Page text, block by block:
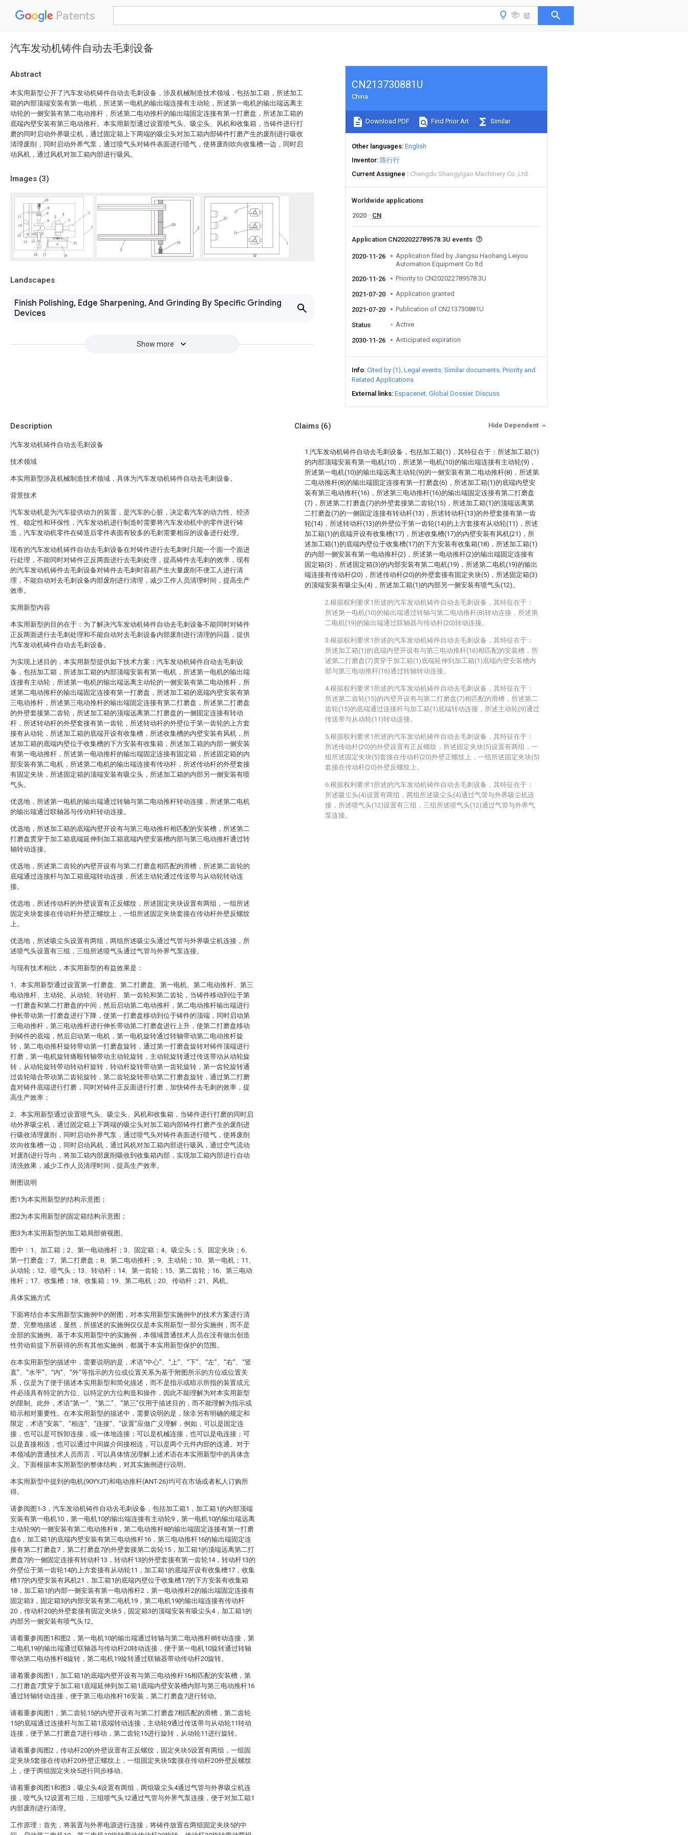
Patents
汽车发动机铸件自动去毛刺设备
Abstract
本实用新型公开了汽车发动机铸件自动去毛刺设备，涉及机械制造技术领域，包括加工箱，所述加工
箱的内部顶端安装有第一电机，所述第一电机的输出端连接有主动轮，所述第一电机的输出端远离主
动轮的一侧安装有第二电动推杆，所述第二电动推杆的输出端固定连接有第一打磨盘，所述加工箱的
底端内壁安装有第三电动推杆。本实用新型通过设置喷气头、吸尘头、风机和收集箱，当铸件进行打
磨的同时启动外界吸尘机，通过固定箱上下两端的吸尘头对加工箱内部铸件打磨产生的废削进行吸收
清理废削，同时启动外界气泵，通过喷气头对铸件表面进行喷气，使将废削吹向收集槽一边，同时启
动风机，通过风机对加工箱内部进行吸风。
Images (3)
Landscapes
Finish Polishing, Edge Sharpening, And Grinding By Specific Grinding
Devices
Show more
CN213730881U
China
Download PDF Find Prior Art Similar
Other languages English
Inventor 陈行行
Current Assignee
Chengdu Shangyigao Machinery Co.,Ltd.
Worldwide applications
2020
CN
Application CN202022789578.3U events
2020-11-26
Application filed by Jiangsu Haohang Leiyou
Automation Equipment Co ltd
2020-11-26
Priority to CN202022789578.3U
2021-07-20 Application granted
2021-07-20 Publication of CN213730881U
Status Active
2030-11-26 Anticipated expiration
Info Cited by (1) Legal events Similar documents Priority and
Related Applications
External links Espacenet Global Dossier Discuss
Description
汽车发动机铸件自动去毛刺设备
技术领域
本实用新型涉及机械制造技术领域，具体为汽车发动机铸件自动去毛刺设备。
背景技术
汽车发动机是为汽车提供动力的装置，是汽车的心脏，决定着汽车的动力性、经济
性、稳定性和环保性，汽车发动机进行制造时需要将汽车发动机中的零件进行铸
造，汽车发动机零件在铸造后零件表面有较多的毛刺需要相应的设备进行处理。
现有的汽车发动机铸件自动去毛刺设备在对铸件进行去毛刺时只能一个面一个面进
行处理，不能同时对铸件正反两面进行去毛刺处理，提高铸件去毛刺的效率，现有
的汽车发动机铸件去毛刺设备对铸件去毛刺时容易产生大量废削不便工人进行清
理，不能自动对去毛刺设备内部废削进行清理，减少工作人员清理时间，提高生产
效率。
实用新型内容
本实用新型的目的在于：为了解决汽车发动机铸件自动去毛刺设备不能同时对铸件
正反两面进行去毛刺处理和不能自动对去毛刺设备内部废削进行清理的问题，提供
汽车发动机铸件自动去毛刺设备。
为实现上述目的，本实用新型提供如下技术方案：汽车发动机铸件自动去毛刺设
备，包括加工箱，所述加工箱的内部顶端安装有第一电机，所述第一电机的输出端
连接有主动轮，所述第一电机的输出端远离主动轮的一侧安装有第二电动推杆，所
述第二电动推杆的输出端固定连接有第一打磨盘，所述加工箱的底端内壁安装有第
三电动推杆，所述第三电动推杆的输出端固定连接有第二打磨盘，所述第二打磨盘
的外壁套接第二齿轮，所述加工箱的顶端远离第二打磨盘的一侧固定连接有转动
杆，所述转动杆的外壁套接有第一齿轮，所述转动杆的外壁位于第一齿轮的上方套
接有从动轮，所述加工箱的底端开设有收集槽，所述收集槽的内壁安装有风机，所
述加工箱的底端内壁位于收集槽的下方安装有收集箱，所述加工箱的内部一侧安装
有第一电动推杆，所述第一电动推杆的输出端固定连接有固定箱，所述固定箱的内
部安装有第二电机，所述第二电机的输出端连接有传动杆，所述传动杆的外壁套接
有固定夹块，所述固定箱的顶端安装有吸尘头，所述加工箱的内部另一侧安装有喷
气头。
优选地，所述第一电机的输出端通过转轴与第二电动推杆转动连接，所述第二电机
的输出端通过联轴器与传动杆转动连接。
优选地，所述加工箱的底端内壁开设有与第三电动推杆相匹配的安装槽，所述第二
打磨盘贯穿于加工箱底端延伸到加工箱底端内壁安装槽内部与第三电动推杆通过转
轴转动连接。
优选地，所述第二齿轮的内壁开设有与第二打磨盘相匹配的滑槽，所述第二齿轮的
底端通过连接杆与加工箱底端转动连接，所述主动轮通过传送带与从动轮转动连
接。
优选地，所述传动杆的外壁设置有正反螺纹，所述固定夹块设置有两组，一组所述
固定夹块套接在传动杆外壁正螺纹上，一组所述固定夹块套接在传动杆外壁反螺纹
上。
优选地，所述吸尘头设置有两组，两组所述吸尘头通过气管与外界吸尘机连接，所
述喷气头设置有三组，三组所述喷气头通过气管与外界气泵连接。
与现有技术相比，本实用新型的有益效果是：
1、本实用新型通过设置第一打磨盘、第二打磨盘、第一电机、第二电动推杆、第三
电动推杆、主动轮、从动轮、转动杆、第一齿轮和第二齿轮，当铸件移动到位于第
一打磨盘和第二打磨盘的中间，然后启动第二电动推杆，第二电动推杆输出端进行
伸长带动第一打磨盘进行下降，使第一打磨盘移动到位于铸件的顶端，同时启动第
三电动推杆，第三电动推杆进行伸长带动第二打磨盘进行上升，使第二打磨盘移动
到铸件的底端，然后启动第一电机，第一电机旋转通过转轴带动第二电动推杆旋
转，第二电动推杆旋转带动第一打磨盘旋转，通过第一打磨盘旋转对铸件顶端进行
打磨，第一电机旋转痛殴转轴带动主动轮旋转，主动轮旋转通过传送带动从动轮旋
转，从动轮旋转带动转动杆旋转，转动杆旋转带动第一齿轮旋转，第一齿轮旋转通
过齿轮啮合带动第二齿轮旋转，第二齿轮旋转带动第二打磨盘旋转，通过第二打磨
盘对铸件底端进行打磨，同时对铸件正反面进行打磨，加快铸件去毛刺的效率，提
高生产效率；
2、本实用新型通过设置喷气头、吸尘头、风机和收集箱，当铸件进行打磨的同时启
动外界吸尘机，通过固定箱上下两端的吸尘头对加工箱内部铸件打磨产生的废削进
行吸收清理废削，同时启动外界气泵，通过喷气头对铸件表面进行喷气，使将废削
吹向收集槽一边，同时启动风机，通过风机对加工箱内部进行吸风，通过空气流动
对废削进行导向，将加工箱内部废削吸收到收集箱内部，实现加工箱内部进行自动
清洗效果，减少工作人员清理时间，提高生产效率。
附图说明
图1为本实用新型的结构示意图；
图2为本实用新型的固定箱结构示意图；
图3为本实用新型的加工箱局部俯视图。
图中：1、加工箱；2、第一电动推杆；3、固定箱；4、吸尘头；5、固定夹块；6、
第一打磨盘；7、第二打磨盘；8、第二电动推杆；9、主动轮；10、第一电机；11、
从动轮；12、喷气头；13、转动杆；14、第一齿轮；15、第二齿轮；16、第三电动
推杆；17、收集槽；18、收集箱；19、第二电机；20、传动杆；21、风机。
具体实施方式
下面将结合本实用新型实施例中的附图，对本实用新型实施例中的技术方案进行清
楚、完整地描述，显然，所描述的实施例仅仅是本实用新型一部分实施例，而不是
全部的实施例。基于本实用新型中的实施例，本领域普通技术人员在没有做出创造
性劳动前提下所获得的所有其他实施例，都属于本实用新型保护的范围。
在本实用新型的描述中，需要说明的是，术语“中心”、“上”、“下”、“左”、“右”、“竖
直”、“水平”、“内”、“外”等指示的方位或位置关系为基于附图所示的方位或位置关
系，仅是为了便于描述本实用新型和简化描述，而不是指示或暗示所指的装置或元
件必须具有特定的方位、以特定的方位构造和操作，因此不能理解为对本实用新型
的限制。此外，术语“第一”、“第二”、“第三”仅用于描述目的，而不能理解为指示或
暗示相对重要性。在本实用新型的描述中，需要说明的是，除非另有明确的规定和
限定，术语“安装”、“相连”、“连接”、“设置”应做广义理解，例如，可以是固定连
接，也可以是可拆卸连接，或一体地连接；可以是机械连接，也可以是电连接；可
以是直接相连，也可以通过中间媒介间接相连，可以是两个元件内部的连通。对于
本领域的普通技术人员而言，可以具体情况理解上述术语在本实用新型中的具体含
义。下面根据本实用新型的整体结构，对其实施例进行说明。
本实用新型中提到的电机(90YYJT)和电动推杆(ANT-26)均可在市场或者私人订购所
得。
请参阅图1-3，汽车发动机铸件自动去毛刺设备，包括加工箱1，加工箱1的内部顶端
安装有第一电机10，第一电机10的输出端连接有主动轮9，第一电机10的输出端远离
主动轮9的一侧安装有第二电动推杆8，第二电动推杆8的输出端固定连接有第一打磨
盘6，加工箱1的底端内壁安装有第三电动推杆16，第三电动推杆16的输出端固定连
接有第二打磨盘7，第二打磨盘7的外壁套接第二齿轮15，加工箱1的顶端远离第二打
磨盘7的一侧固定连接有转动杆13，转动杆13的外壁套接有第一齿轮14，转动杆13的
外壁位于第一齿轮14的上方套接有从动轮11，加工箱1的底端开设有收集槽17，收集
槽17的内壁安装有风机21，加工箱1的底端内壁位于收集槽17的下方安装有收集箱
18，加工箱1的内部一侧安装有第一电动推杆2，第一电动推杆2的输出端固定连接有
固定箱3，固定箱3的内部安装有第二电机19，第二电机19的输出端连接有传动杆
20，传动杆20的外壁套接有固定夹块5，固定箱3的顶端安装有吸尘头4，加工箱1的
内部另一侧安装有喷气头12。
请着重参阅图1和图2，第一电机10的输出端通过转轴与第二电动推杆8转动连接，第
二电机19的输出端通过联轴器与传动杆20转动连接，便于第一电机10旋转通过转轴
带动第二电动推杆8旋转，第二电机19旋转通过联轴器带动传动杆20旋转。
请着重参阅图1，加工箱1的底端内壁开设有与第三电动推杆16相匹配的安装槽，第
二打磨盘7贯穿于加工箱1底端延伸到加工箱1底端内壁安装槽内部与第三电动推杆16
通过转轴转动连接，便于第三电动推杆16安装，第二打磨盘7进行转动。
请着重参阅图1，第二齿轮15的内壁开设有与第二打磨盘7相匹配的滑槽，第二齿轮
15的底端通过连接杆与加工箱1底端转动连接，主动轮9通过传送带与从动轮11转动
连接，便于第二打磨盘7进行移动，第二齿轮15进行旋转，从动轮11进行旋转。
请着重参阅图2，传动杆20的外壁设置有正反螺纹，固定夹块5设置有两组，一组固
定夹块5套接在传动杆20外壁正螺纹上，一组固定夹块5套接在传动杆20外壁反螺纹
上，便于两组固定夹块5进行同步移动。
请着重参阅图1和图3，吸尘头4设置有两组，两组吸尘头4通过气管与外界吸尘机连
接，喷气头12设置有三组，三组喷气头12通过气管与外界气泵连接，便于对加工箱1
内部废削进行清理。
工作原理：首先，将装置与外界电源进行连接，将铸件放置在两组固定夹块5的中
Claims (6) Hide Dependent
1.汽车发动机铸件自动去毛刺设备，包括加工箱(1)，其特征在于：所述加工箱(1)
的内部顶端安装有第一电机(10)，所述第一电机(10)的输出端连接有主动轮(9)，
所述第一电机(10)的输出端远离主动轮(9)的一侧安装有第二电动推杆(8)，所述第
二电动推杆(8)的输出端固定连接有第一打磨盘(6)，所述加工箱(1)的底端内壁安
装有第三电动推杆(16)，所述第三电动推杆(16)的输出端固定连接有第二打磨盘
(7)，所述第二打磨盘(7)的外壁套接第二齿轮(15)，所述加工箱(1)的顶端远离第
二打磨盘(7)的一侧固定连接有转动杆(13)，所述转动杆(13)的外壁套接有第一齿
轮(14)，所述转动杆(13)的外壁位于第一齿轮(14)的上方套接有从动轮(11)，所述
加工箱(1)的底端开设有收集槽(17)，所述收集槽(17)的内壁安装有风机(21)，所
述加工箱(1)的底端内壁位于收集槽(17)的下方安装有收集箱(18)，所述加工箱(1)
的内部一侧安装有第一电动推杆(2)，所述第一电动推杆(2)的输出端固定连接有
固定箱(3)，所述固定箱(3)的内部安装有第二电机(19)，所述第二电机(19)的输出
端连接有传动杆(20)，所述传动杆(20)的外壁套接有固定夹块(5)，所述固定箱(3)
的顶端安装有吸尘头(4)，所述加工箱(1)的内部另一侧安装有喷气头(12)。
2.根据权利要求1所述的汽车发动机铸件自动去毛刺设备，其特征在于：
所述第一电机(10)的输出端通过转轴与第二电动推杆(8)转动连接，所述第
二电机(19)的输出端通过联轴器与传动杆(20)转动连接。
3.根据权利要求1所述的汽车发动机铸件自动去毛刺设备，其特征在于：
所述加工箱(1)的底端内壁开设有与第三电动推杆(16)相匹配的安装槽，所
述第二打磨盘(7)贯穿于加工箱(1)底端延伸到加工箱(1)底端内壁安装槽内
部与第三电动推杆(16)通过转轴转动连接。
4.根据权利要求1所述的汽车发动机铸件自动去毛刺设备，其特征在于：
所述第二齿轮(15)的内壁开设有与第二打磨盘(7)相匹配的滑槽，所述第二
齿轮(15)的底端通过连接杆与加工箱(1)底端转动连接，所述主动轮(9)通过
传送带与从动轮(11)转动连接。
5.根据权利要求1所述的汽车发动机铸件自动去毛刺设备，其特征在于：
所述传动杆(20)的外壁设置有正反螺纹，所述固定夹块(5)设置有两组，一
组所述固定夹块(5)套接在传动杆(20)外壁正螺纹上，一组所述固定夹块(5)
套接在传动杆(20)外壁反螺纹上。
6.根据权利要求1所述的汽车发动机铸件自动去毛刺设备，其特征在于：
所述吸尘头(4)设置有两组，两组所述吸尘头(4)通过气管与外界吸尘机连
接，所述喷气头(12)设置有三组，三组所述喷气头(12)通过气管与外界气
泵连接。